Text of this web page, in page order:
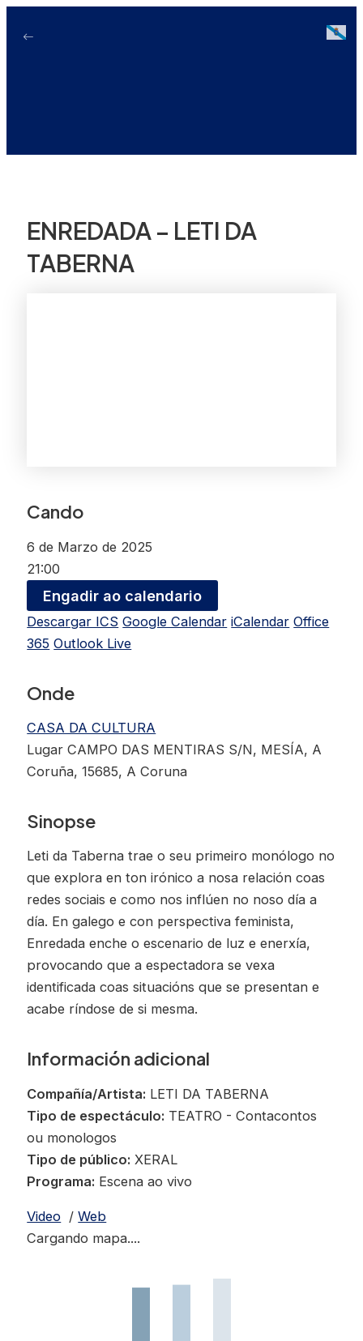
ENREDADA – LETI DA
TABERNA
Cando
6 de Marzo de 2025
21:00
Engadir ao calendario
Descargar ICS Google Calendar iCalendar Office
365 Outlook Live
Onde
CASA DA CULTURA
Lugar CAMPO DAS MENTIRAS S/N, MESÍA, A
Coruña, 15685, A Coruna
Sinopse
Leti da Taberna trae o seu primeiro monólogo no
que explora en ton irónico a nosa relación coas
redes sociais e como nos inflúen no noso día a
día. En galego e con perspectiva feminista,
Enredada enche o escenario de luz e enerxía,
provocando que a espectadora se vexa
identificada coas situacións que se presentan e
acabe ríndose de si mesma.
Información adicional
Compañía/Artista: LETI DA TABERNA
Tipo de espectáculo: TEATRO - Contacontos
ou monologos
Tipo de público: XERAL
Programa: Escena ao vivo
Video /Web
Cargando mapa....